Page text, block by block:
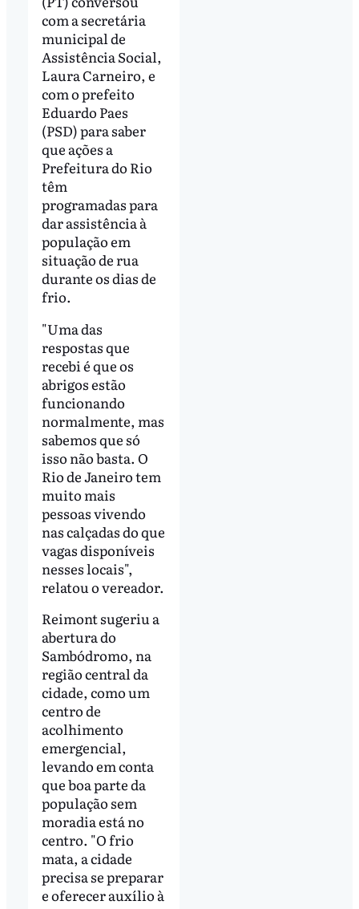
com a secretária
municipal de
Assistência Social,
Laura Carneiro, e
com o prefeito
Eduardo Paes
(PSD) para saber
que ações a
Prefeitura do Rio
têm
programadas para
dar assistência à
população em
situação de rua
durante os dias de
frio.
"Uma das
respostas que
recebi é que os
abrigos estão
funcionando
normalmente, mas
sabemos que só
isso não basta. O
Rio de Janeiro tem
muito mais
pessoas vivendo
nas calçadas do que
vagas disponíveis
nesses locais",
relatou o vereador.
Reimont sugeriu a
abertura do
Sambódromo, na
região central da
cidade, como um
centro de
acolhimento
emergencial,
levando em conta
que boa parte da
população sem
moradia está no
centro. "O frio
mata, a cidade
precisa se preparar
e oferecer auxílio à